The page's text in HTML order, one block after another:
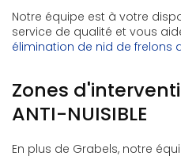
Notre équipe est à votre
service de qualité et vous
élimination de nid de frelons
Zones
ANTI-NUISIBLE
En plus de Grabels, notre